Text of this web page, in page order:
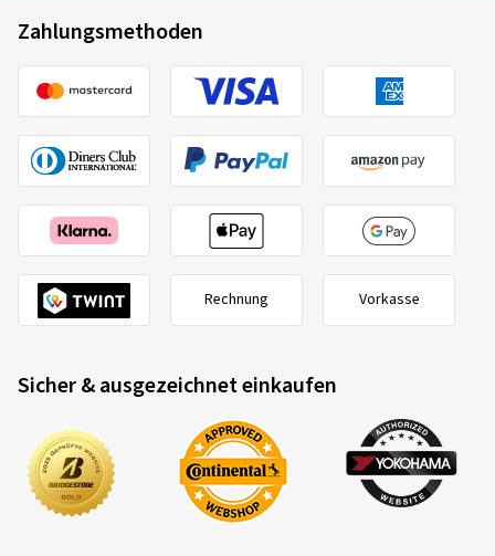
Minerva MW396
225/40 R18 92V
EU-Reifenlabel Datenblatt
Fahrzeugtyp:Skoda Yeti (5L)
Suad S., Schweiz
Dimension:255/45 R19 104V Fahrstil:Gemischt
Ø Durchschnittliche Jahresfahrleistung:
14.11.2024
Verifizierter Kauf
Uwe S., Deutschland
Zahlungsmethoden
Rechnung Vorkasse
Sicher & ausgezeichnet einkaufen